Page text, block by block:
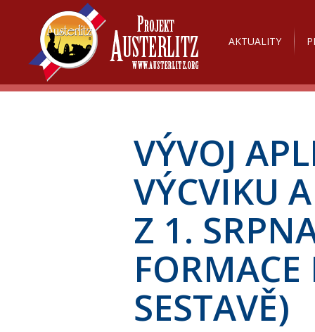
AKTUALITY
VÝVOJ
VÝCVIKU
Z 1.
SESTAVĚ)